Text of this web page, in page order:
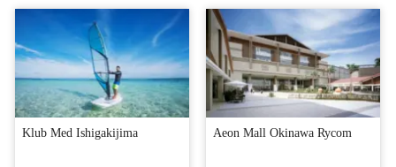
Klub Med Ishigakijima Aeon Mall Okinawa Rycom